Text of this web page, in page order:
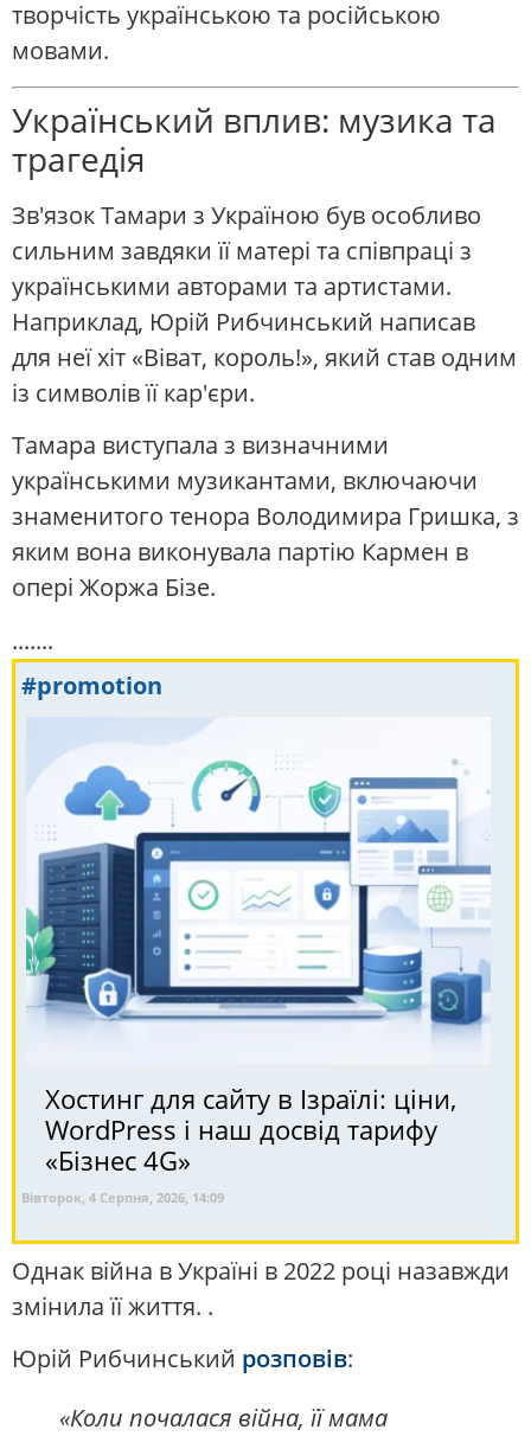
творчість українською та російською
мовами.
Український вплив: музика та
трагедія
Зв'язок Тамари з Україною був особливо
сильним завдяки її матері та співпраці з
українськими авторами та артистами.
Наприклад, Юрій Рибчинський написав
для неї хіт «Віват, король!», який став одним
із символів її кар'єри.
Тамара виступала з визначними
українськими музикантами, включаючи
знаменитого тенора Володимира Гришка, з
яким вона виконувала партію Кармен в
опері Жоржа Бізе.
.......
#promotion
Хостинг для сайту в Ізраїлі: ціни,
WordPress і наш досвід тарифу
«Бізнес 4G»
Вівторок, 4 Серпня, 2026, 14:09
Однак війна в Україні в 2022 році назавжди
змінила її життя. .
Юрій Рибчинський розповів:
«Коли почалася війна, її мама